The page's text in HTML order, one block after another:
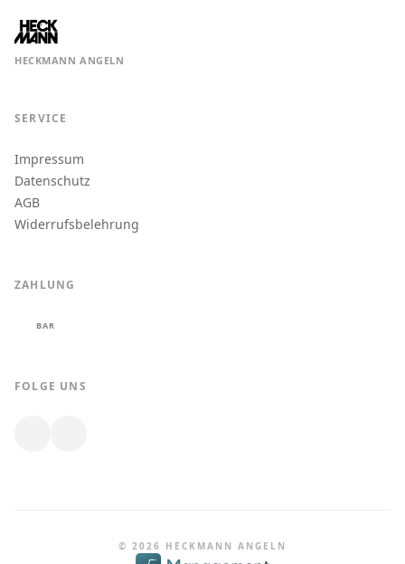
HECKMANN ANGELN
SERVICE
Impressum
Datenschutz
AGB
Widerrufsbelehrung
ZAHLUNG
BAR
FOLGE UNS
© 2026 HECKMANN ANGELN